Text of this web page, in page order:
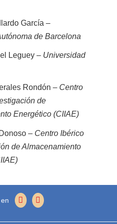
García –
de Barcelona
Leguey – Universidad
Rondón – Centro
de
Energético (CIIAE)
– Centro Ibérico
de Almacenamiento
en